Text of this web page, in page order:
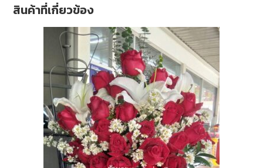
สินค้าที่เกี่ยวข้อง